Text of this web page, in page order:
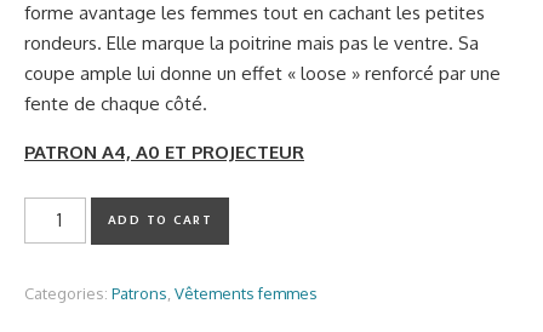
forme avantage les femmes tout en cachant les petites
rondeurs. Elle marque la poitrine mais pas le ventre. Sa
coupe ample lui donne un effet « loose » renforcé par une
fente de chaque côté.
PATRON A4, A0 ET PROJECTEUR
Patron Blouse BELFORT (manches courtes ou 3/4) quantity
ADD TO CART
Categories: Patrons, Vêtements femmes